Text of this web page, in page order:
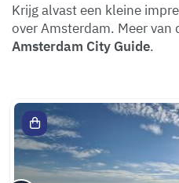
Krijg alvast een kleine
over Amsterdam. Meer van
Amsterdam City Guide.